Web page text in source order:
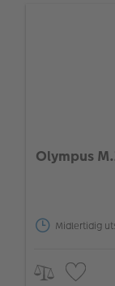
Olympus
Midlertidig